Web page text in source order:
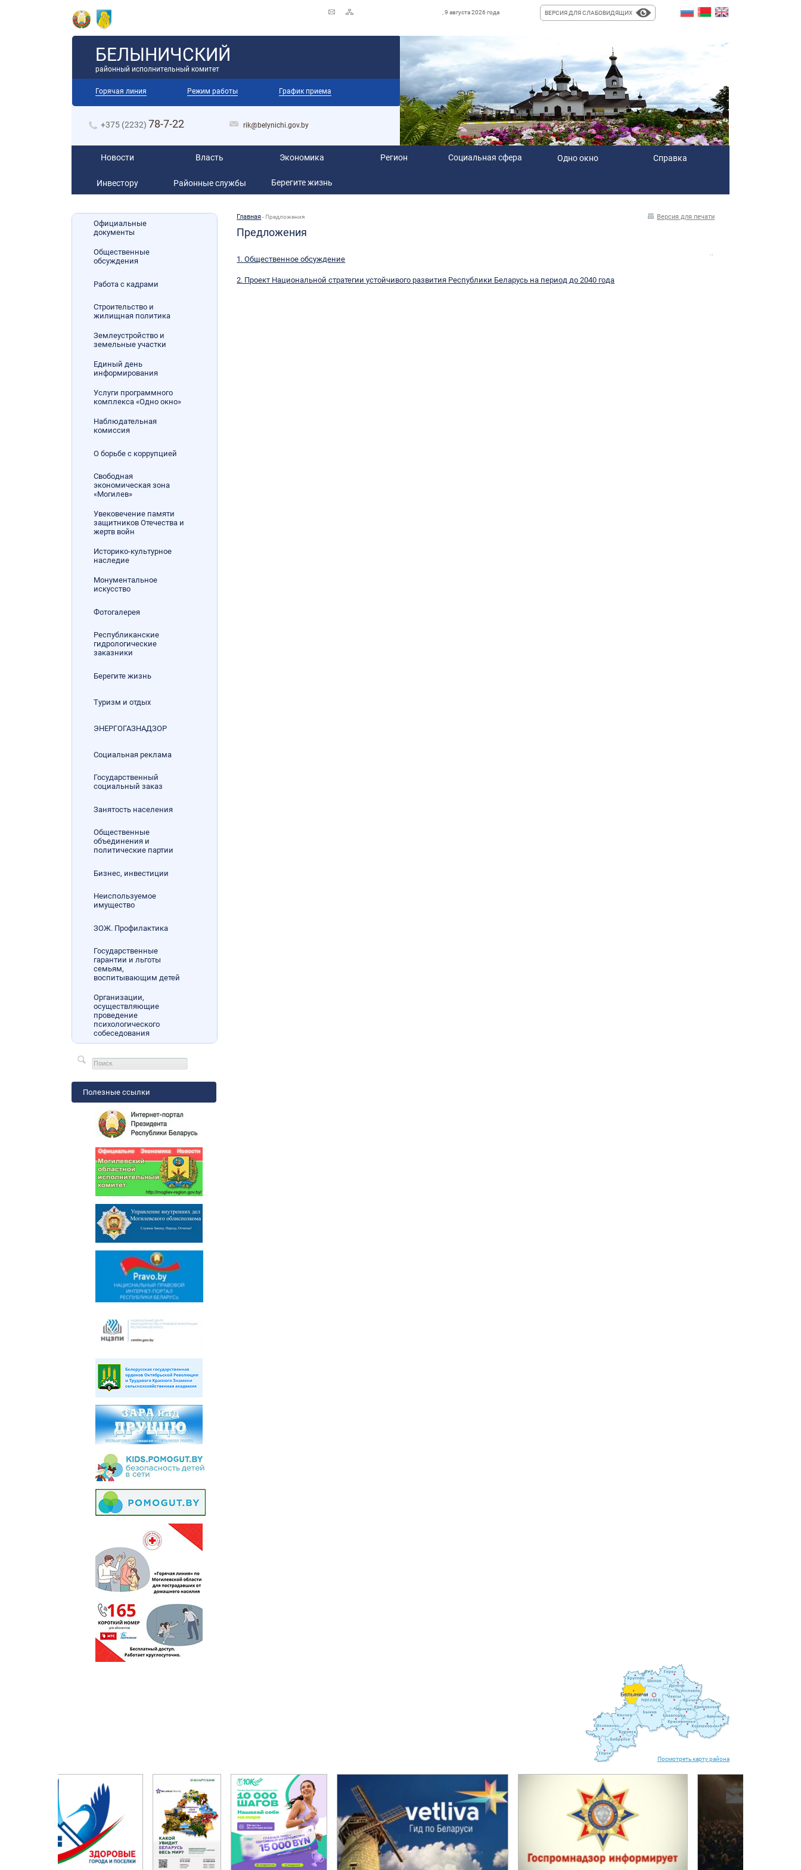
, 9 августа 2026 года ВЕРСИЯ ДЛЯ СЛАБОВИДЯЩИХ
БЕЛЫНИЧСКИЙ
районный исполнительный комитет
Горячая линия Режим работы График приема
+375 (2232) 78-7-22 rik@belynichi.gov.by
Новости Власть Экономика Регион Социальная сфера Одно окно Справка
Инвестору Районные службы Берегите жизнь
Посмотреть карту района
Официальные
документы
Общественные
обсуждения
Работа с кадрами
Строительство и
жилищная политика
Землеустройство и
земельные участки
Единый день
информирования
Услуги программного
комплекса «Одно окно»
Наблюдательная
комиссия
О борьбе с коррупцией
Свободная
экономическая зона
«Могилев»
Увековечение памяти
защитников Отечества и
жертв войн
Историко-культурное
наследие
Монументальное
искусство
Фотогалерея
Республиканские
гидрологические
заказники
Берегите жизнь
Туризм и отдых
ЭНЕРГОГАЗНАДЗОР
Социальная реклама
Государственный
социальный заказ
Занятость населения
Общественные
объединения и
политические партии
Бизнес, инвестиции
Неиспользуемое
имущество
ЗОЖ. Профилактика
Государственные
гарантии и льготы
семьям,
воспитывающим детей
Организации,
осуществляющие
проведение
психологического
собеседования
Полезные ссылки
Главная- Предложения Версия для печати
Предложения
..
1. Общественное обсуждение
2. Проект Национальной стратегии устойчивого развития Республики Беларусь на период до 2040 года